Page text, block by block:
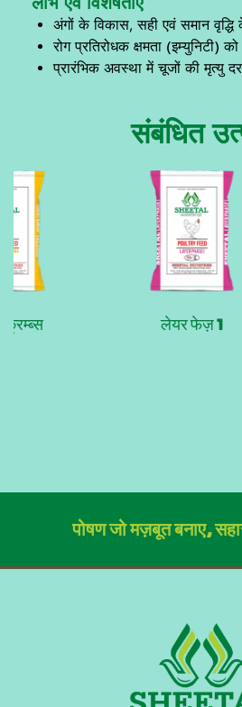
अंगों के विकास, सही एवं समान
रोग प्रतिरोधक क्षमता (इम्युनिटी)
प्रारंभिक अवस्था में चूजों की मृत्यु
संबंधित
लेयर फेज़ 1
पोषण जो मज़बूत बनाए,